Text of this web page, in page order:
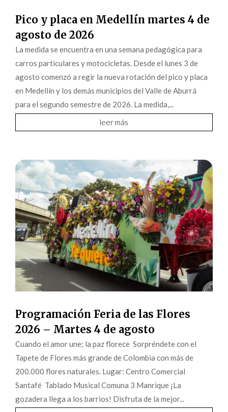
Pico y placa en Medellín martes 4 de
agosto de 2026
La medida se encuentra en una semana pedagógica para
carros particulares y motocicletas. Desde el lunes 3 de
agosto comenzó a regir la nueva rotación del pico y placa
en Medellín y los demás municipios del Valle de Aburrá
para el segundo semestre de 2026. La medida,...
leer más
Programación Feria de las Flores
2026 – Martes 4 de agosto
Cuando el amor une; la paz florece Sorpréndete con el
Tapete de Flores más grande de Colombia con más de
200.000 flores naturales. Lugar: Centro Comercial
Santafé Tablado Musical Comuna 3 Manrique ¡La
gozadera llega a los barrios! Disfruta de la mejor...